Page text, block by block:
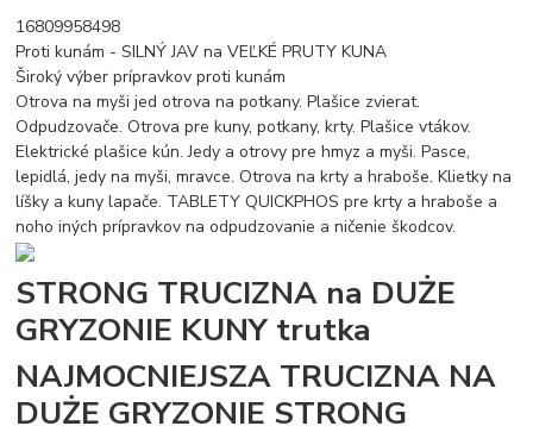
16809958498
Proti kunám - SILNÝ JAV na VEĽKÉ PRUTY KUNA
Široký výber prípravkov proti kunám
Otrova na myši jed otrova na potkany. Plašice zvierat.
Odpudzovače. Otrova pre kuny, potkany, krty. Plašice vtákov.
Elektrické plašice kún. Jedy a otrovy pre hmyz a myši. Pasce,
lepidlá, jedy na myši, mravce. Otrova na krty a hraboše. Klietky na
líšky a kuny lapače. TABLETY QUICKPHOS pre krty a hraboše a
noho iných prípravkov na odpudzovanie a ničenie škodcov.
STRONG TRUCIZNA na DUŻE
GRYZONIE KUNY trutka
NAJMOCNIEJSZA TRUCIZNA NA
DUŻE GRYZONIE STRONG